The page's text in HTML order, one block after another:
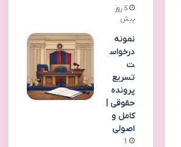
5 روز
پیش
نمونه
درخواس
ت
تسریع
پرونده
حقوقی |
کامل و
اصولی
1